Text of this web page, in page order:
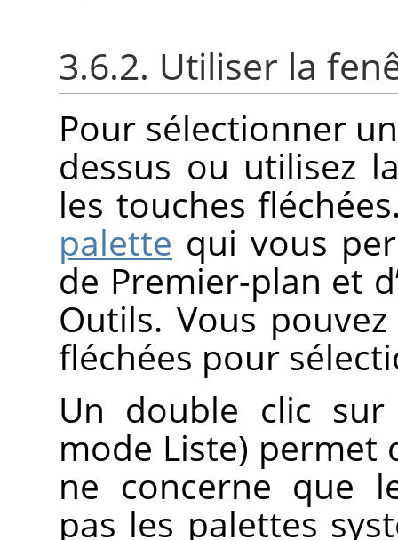
3.6.2. Utiliser la
Pour sélectionner
dessus ou utilisez
les touches
palette qui vous
de Premier-plan et
Outils. Vous
fléchées pour
Un double clic
mode Liste) permet
ne concerne que
pas les palettes